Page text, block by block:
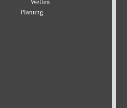
Wellen
Planung